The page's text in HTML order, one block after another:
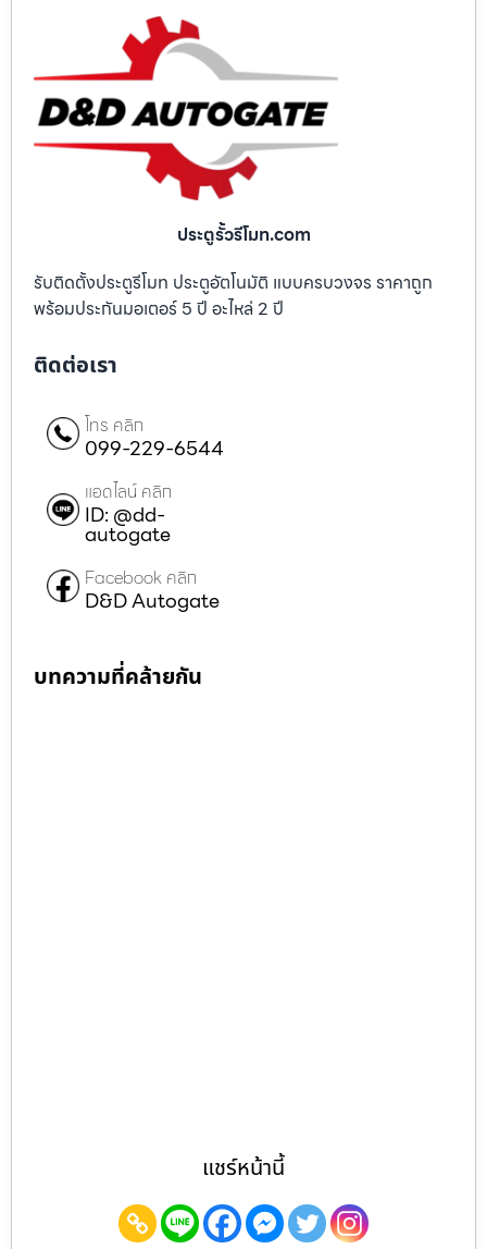
ประตูรั้วรีโมท.com
รับติดตั้งประตูรีโมท ประตูอัตโนมัติ แบบครบวงจร ราคาถูก
พร้อมประกันมอเตอร์ 5 ปี อะไหล่ 2 ปี
ติดต่อเรา
โทร คลิก
099-229-6544
แอดไลน์ คลิก
ID: @dd-
autogate
Facebook คลิก
D&D Autogate
บทความที่คล้ายกัน
แชร์หน้านี้